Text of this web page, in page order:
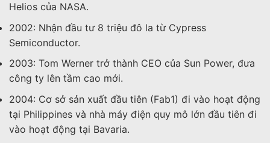
Helios của NASA.
2002: Nhận đầu tư 8 triệu đô la từ Cypress
Semiconductor.
2003: Tom Werner trở thành CEO của Sun Power, đưa
công ty lên tầm cao mới.
2004: Cơ sở sản xuất đầu tiên (Fab1) đi vào hoạt động
tại Philippines và nhà máy điện quy mô lớn đầu tiên đi
vào hoạt động tại Bavaria.